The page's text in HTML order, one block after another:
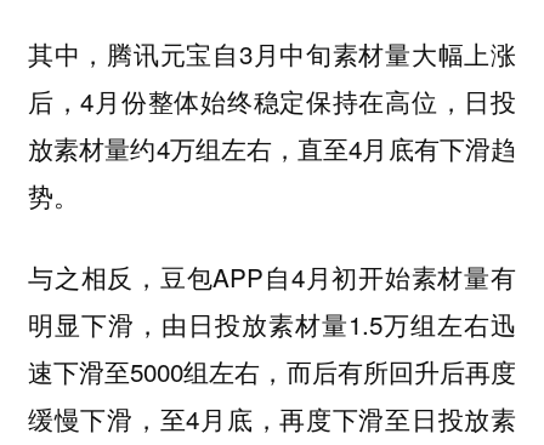
其中，腾讯元宝自3月中旬素材量大幅上涨
后，4月份整体始终稳定保持在高位，日投
放素材量约4万组左右，直至4月底有下滑趋
势。
与之相反，豆包APP自4月初开始素材量有
明显下滑，由日投放素材量1.5万组左右迅
速下滑至5000组左右，而后有所回升后再度
缓慢下滑，至4月底，再度下滑至日投放素